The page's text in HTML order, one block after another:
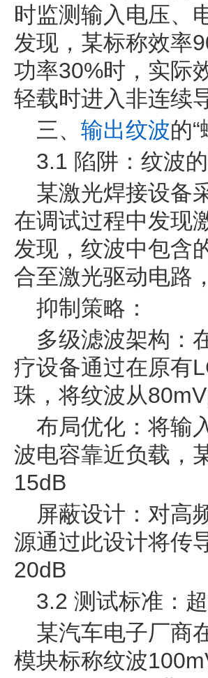
时监测输入电压、
发现，某标称效率
功率30%时，实际
轻载时进入非连续
三、 输出纹波的
3.1 陷阱：纹波
某激光焊接设备
在调试过程中发现
发现，纹波中包含
合至激光驱动电路
抑制策略：
多级滤波架构：
疗设备通过在原有
珠，将纹波从
布局优化：将输
波电容靠近负载，
15dB
屏蔽设计：对高
源通过此设计将传
20dB
3.2 测试标准：
某汽车电子厂商
模块标称纹波